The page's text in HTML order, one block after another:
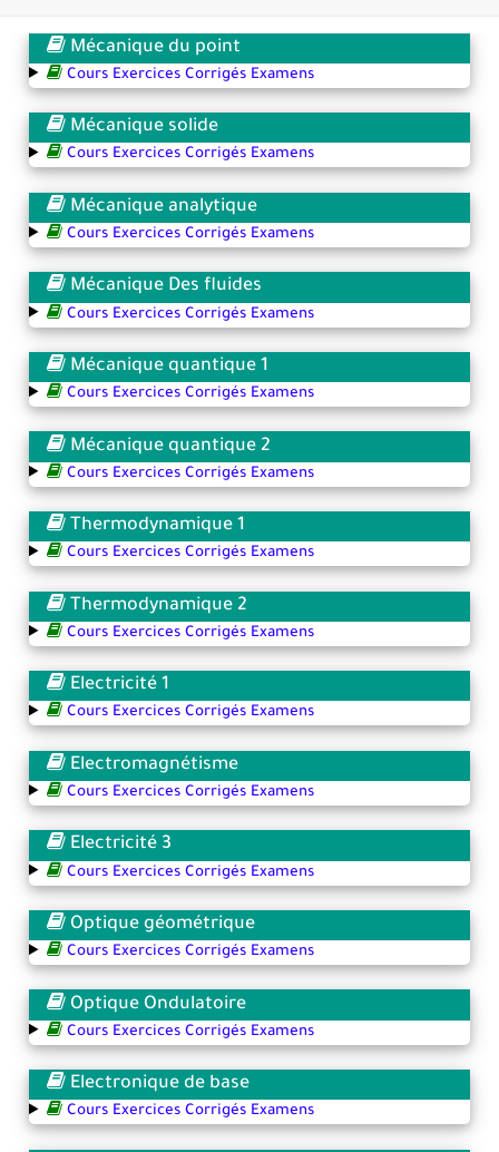
Mécanique du point
Cours Exercices Corrigés Examens
Mécanique solide
Cours Exercices Corrigés Examens
Mécanique analytique
Cours Exercices Corrigés Examens
Mécanique Des fluides
Cours Exercices Corrigés Examens
Mécanique quantique 1
Cours Exercices Corrigés Examens
Mécanique quantique 2
Cours Exercices Corrigés Examens
Thermodynamique 1
Cours Exercices Corrigés Examens
Thermodynamique 2
Cours Exercices Corrigés Examens
Electricité 1
Cours Exercices Corrigés Examens
Electromagnétisme
Cours Exercices Corrigés Examens
Electricité 3
Cours Exercices Corrigés Examens
Optique géométrique
Cours Exercices Corrigés Examens
Optique Ondulatoire
Cours Exercices Corrigés Examens
Electronique de base
Cours Exercices Corrigés Examens